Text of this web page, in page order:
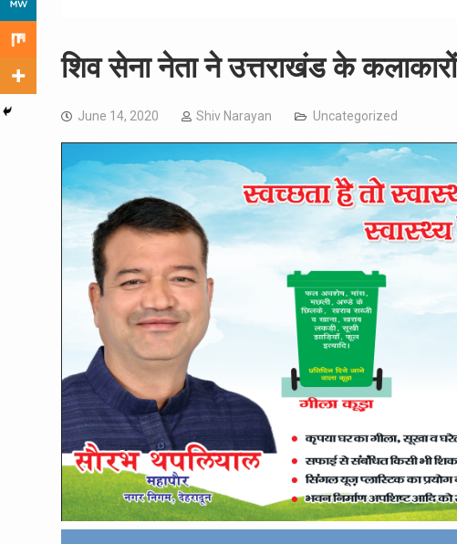
शिव सेना नेता ने उत्तराखंड के
June 14, 2020 Shiv Narayan Uncategorized